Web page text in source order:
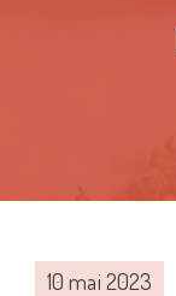
10 mai 2023